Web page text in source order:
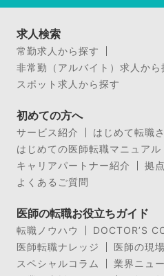
求人検索
常勤求人から探す
非常勤（アルバイト）求人から
スポット求人から探す
初めての方へ
サービス紹介
はじめて転職
はじめての医師転職マニュアル
キャリアパートナー紹介
拠
よくあるご質問
医師の転職お役立ちガイド
転職ノウハウ
DOCTOR’S
医師転職ナレッジ
医師の現
スペシャルコラム
業界ニュ